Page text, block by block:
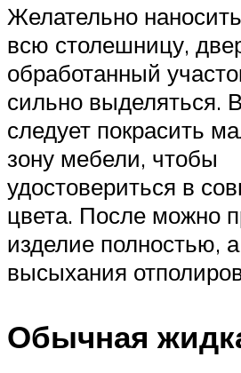
Желательно
всю столешницу,
обработанный
сильно выделяться.
следует покрасить
зону мебели, чтобы
удостовериться в
цвета. После можно
изделие полностью,
высыхания
Обычная